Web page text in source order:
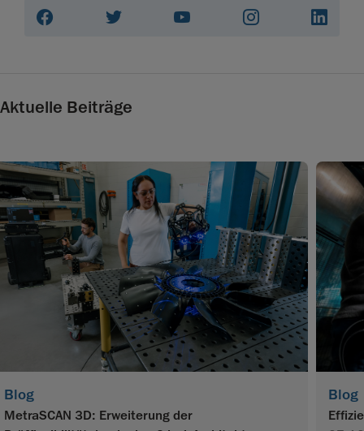
Aktuelle Beiträge
Blog
MetraSCAN 3D: Erweiterung der
Blog